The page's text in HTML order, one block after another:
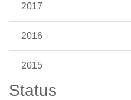
2017
2016
2015
Status